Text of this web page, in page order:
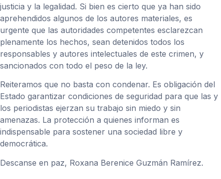
justicia y la legalidad. Si bien es cierto que ya han sido
aprehendidos algunos de los autores materiales, es
urgente que las autoridades competentes esclarezcan
plenamente los hechos, sean detenidos todos los
responsables y autores intelectuales de este crimen, y
sancionados con todo el peso de la ley.
Reiteramos que no basta con condenar. Es obligación del
Estado garantizar condiciones de seguridad para que las y
los periodistas ejerzan su trabajo sin miedo y sin
amenazas. La protección a quienes informan es
indispensable para sostener una sociedad libre y
democrática.
Descanse en paz, Roxana Berenice Guzmán Ramírez.